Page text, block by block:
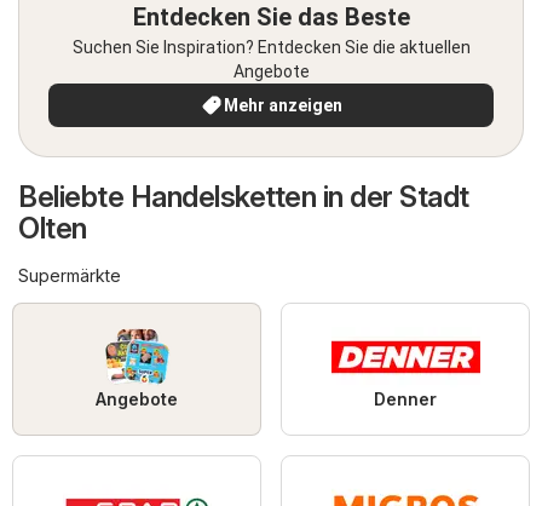
Entdecken Sie das Beste
Suchen Sie Inspiration? Entdecken Sie die aktuellen
Angebote
Mehr anzeigen
Beliebte Handelsketten in der Stadt
Olten
Supermärkte
Angebote Denner